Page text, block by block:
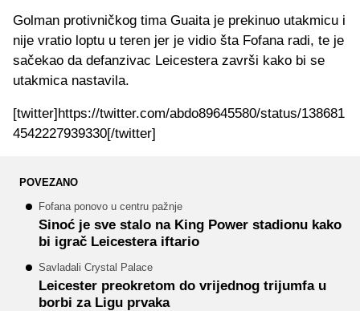
Golman protivničkog tima Guaita je prekinuo utakmicu i
nije vratio loptu u teren jer je vidio šta Fofana radi, te je
sačekao da defanzivac Leicestera završi kako bi se
utakmica nastavila.
[twitter]https://twitter.com/abdo89645580/status/138681
4542227939330[/twitter]
POVEZANO
Fofana ponovo u centru pažnje
Sinoć je sve stalo na King Power stadionu kako
bi igrač Leicestera iftario
Savladali Crystal Palace
Leicester preokretom do vrijednog trijumfa u
borbi za Ligu prvaka